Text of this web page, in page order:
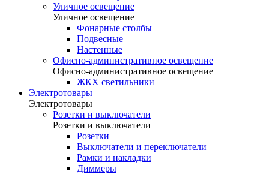
Уличное освещение
Уличное освещение
Фонарные столбы
Подвесные
Настенные
Офисно-административное освещение
Офисно-административное освещение
ЖКХ светильники
Электротовары
Электротовары
Розетки и выключатели
Розетки и выключатели
Розетки
Выключатели и переключатели
Рамки и накладки
Диммеры